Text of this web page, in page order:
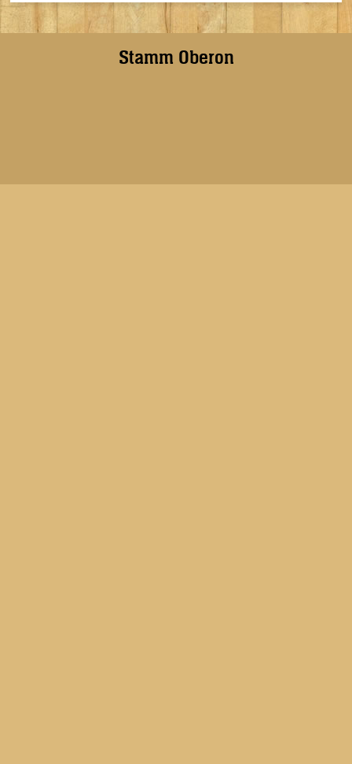
Stamm Oberon